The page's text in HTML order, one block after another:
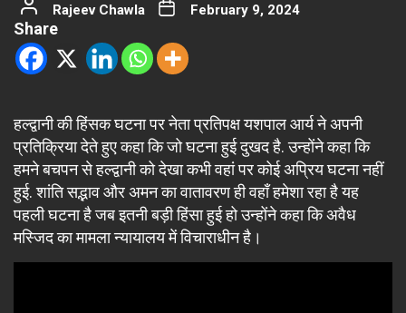
Rajeev Chawla February 9, 2024
Share
हल्द्वानी की हिंसक घटना पर नेता प्रतिपक्ष यशपाल आर्य ने अपनी
प्रतिक्रिया देते हुए कहा कि जो घटना हुई दुखद है. उन्होंने कहा कि
हमने बचपन से हल्द्वानी को देखा कभी वहां पर कोई अप्रिय घटना नहीं
हुई. शांति सद्भाव और अमन का वातावरण ही वहाँ हमेशा रहा है यह
पहली घटना है जब इतनी बड़ी हिंसा हुई हो उन्होंने कहा कि अवैध
मस्जिद का मामला न्यायालय में विचाराधीन है।